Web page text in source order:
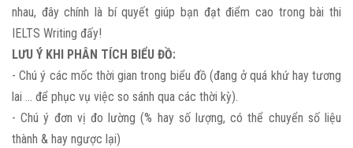
nhau, đây chính là bí quyết giúp bạn đạt điểm cao trong bài thi
IELTS Writing đấy!
LƯU Ý KHI PHÂN TÍCH BIỂU ĐỒ:
- Chú ý các mốc thời gian trong biểu đồ (đang ở quá khứ hay tương
lai ... để phục vụ việc so sánh qua các thời kỳ).
- Chú ý đơn vị đo lường (% hay số lượng, có thể chuyển số liệu
thành & hay ngược lại)